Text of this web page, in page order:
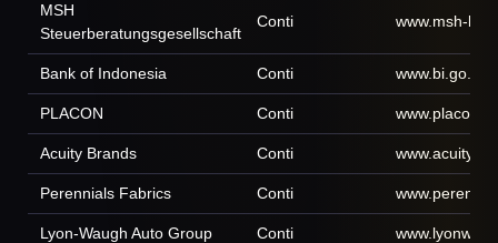
MSH
Steuerberatungsgesellschaft
Conti www.msh-
Bank of Indonesia Conti www.bi.go.id
PLACON Conti
Acuity Brands Conti
Perennials Fabrics Conti
Lyon-Waugh Auto Group Conti